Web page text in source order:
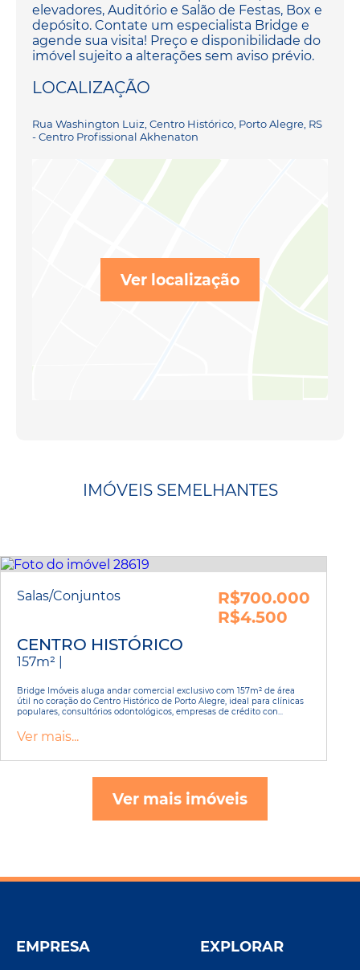
elevadores, Auditório e Salão de Festas, Box e
depósito. Contate um especialista Bridge e
agende sua visita! Preço e disponibilidade do
imóvel sujeito a alterações sem aviso prévio.
LOCALIZAÇÃO
Rua Washington Luiz, Centro Histórico, Porto Alegre, RS
- Centro Profissional Akhenaton
Ver localização
IMÓVEIS SEMELHANTES
Salas/Conjuntos
R$700.000
R$4.500
CENTRO HISTÓRICO
157m² |
Bridge Imóveis aluga andar comercial exclusivo com 157m² de área
útil no coração do Centro Histórico de Porto Alegre, ideal para clínicas
populares, consultórios odontológicos, empresas de crédito con...
Ver mais...
Ver mais imóveis
EMPRESA EXPLORAR